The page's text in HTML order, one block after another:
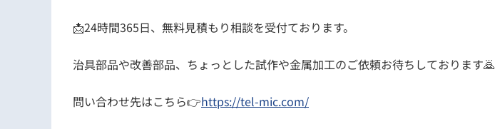
📩24時間365日、無料見積もり相談を受付ております。
治具部品や改善部品、ちょっとした試作や金属加工のご依頼お待ちしております🙇
問い合わせ先はこちら👉https://tel-mic.com/